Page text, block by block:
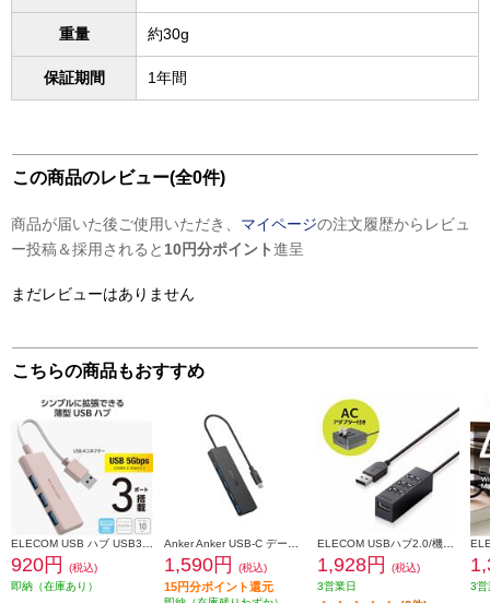
重量 約30g
保証期間 1年間
この商品のレビュー(全0件)
商品が届いた後ご使用いただき、 マイページの注文履歴からレビュ
ー投稿＆採用されると 10円分ポイント進呈
まだレビューはありません
こちらの商品もおすすめ
920円
(税込)
即納（在庫あり）
1,590円 (税込)
15円分ポイント還元
1,928円
(税込)
3営業日
3営